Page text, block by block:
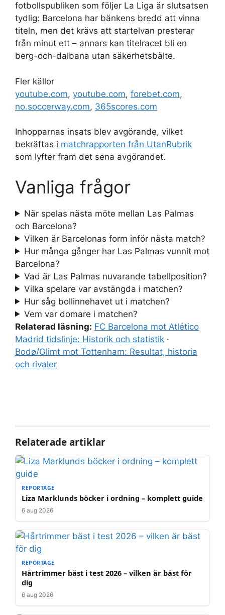
fotbollspubliken som följer La Liga är slutsatsen
tydlig: Barcelona har bänkens bredd att vinna
titeln, men det krävs att startelvan presterar
från minut ett – annars kan titelracet bli en
berg-och-dalbana utan säkerhetsbälte.
Fler källor
youtube.com, youtube.com, forebet.com,
no.soccerway.com, 365scores.com
Inhopparnas insats blev avgörande, vilket
bekräftas i matchrapporten från UtanRubrik
som lyfter fram det sena avgörandet.
Vanliga frågor
När spelas nästa möte mellan Las Palmas
och Barcelona?
Vilken är Barcelonas form inför nästa match?
Hur många gånger har Las Palmas vunnit mot
Barcelona?
Vad är Las Palmas nuvarande tabellposition?
Vilka spelare var avstängda i matchen?
Hur såg bollinnehavet ut i matchen?
Vem var domare i matchen?
Relaterad läsning: FC Barcelona mot Atlético
Madrid tidslinje: Historik och statistik ·
Bodø/Glimt mot Tottenham: Resultat, historia
och rivaler
Relaterade artiklar
REPORTAGE
Liza Marklunds böcker i ordning – komplett guide
6 aug 2026
REPORTAGE
Hårtrimmer bäst i test 2026 – vilken är bäst för
dig
6 aug 2026